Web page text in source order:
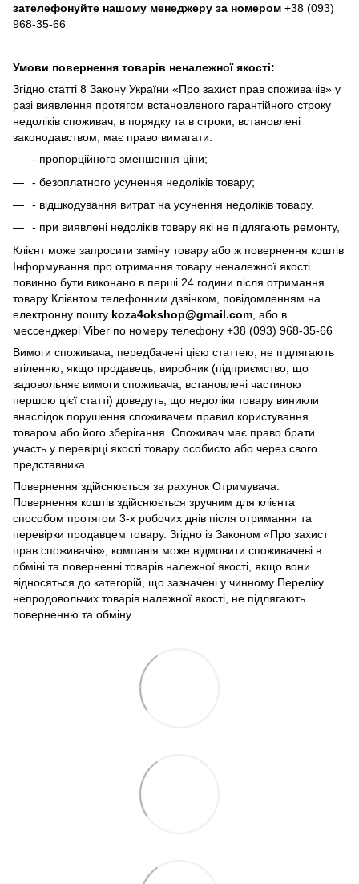
зателефонуйте нашому менеджеру за номером +38 (093)
968-35-66
Умови повернення товарів неналежної якості:
Згідно статті 8 Закону України «Про захист прав споживачів» у
разі виявлення протягом встановленого гарантійного строку
недоліків споживач, в порядку та в строки, встановлені
законодавством, має право вимагати:
- пропорційного зменшення ціни;
- безоплатного усунення недоліків товару;
- відшкодування витрат на усунення недоліків товару.
- при виявлені недоліків товару які не підлягають ремонту,
Клієнт може запросити заміну товару або ж повернення коштів
Інформування про отримання товару неналежної якості
повинно бути виконано в перші 24 години після отримання
товару Клієнтом телефонним дзвінком, повідомленням на
електронну пошту koza4okshop@gmail.com , або в
мессенджері Viber по номеру телефону +38 (093) 968-35-66
Вимоги споживача, передбачені цією статтею, не підлягають
втіленню, якщо продавець, виробник (підприємство, що
задовольняє вимоги споживача, встановлені частиною
першою цієї статті) доведуть, що недоліки товару виникли
внаслідок порушення споживачем правил користування
товаром або його зберігання. Споживач має право брати
участь у перевірці якості товару особисто або через свого
представника.
Повернення здійснюється за рахунок Отримувача.
Повернення коштів здійснюється зручним для клієнта
способом протягом 3-х робочих днів після отримання та
перевірки продавцем товару. Згідно із Законом «Про захист
прав споживачів», компанія може відмовити споживачеві в
обміні та поверненні товарів належної якості, якщо вони
відносяться до категорій, що зазначені у чинному Переліку
непродовольчих товарів належної якості, не підлягають
поверненню та обміну.